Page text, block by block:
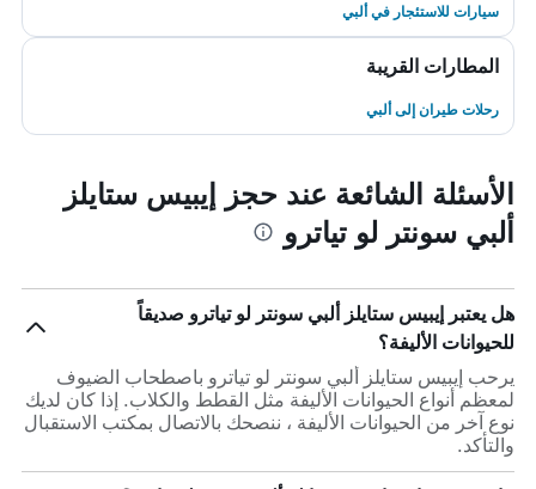
سيارات للاستئجار في ألبي
المطارات القريبة
رحلات طيران إلى ألبي
الأسئلة الشائعة عند حجز إيبيس ستايلز
ألبي سونتر لو تياترو
هل يعتبر إيبيس ستايلز ألبي سونتر لو تياترو صديقاً
للحيوانات الأليفة؟
يرحب إيبيس ستايلز ألبي سونتر لو تياترو باصطحاب الضيوف
لمعظم أنواع الحيوانات الأليفة مثل القطط والكلاب. إذا كان لديك
نوع آخر من الحيوانات الأليفة ، ننصحك بالاتصال بمكتب الاستقبال
والتأكد.